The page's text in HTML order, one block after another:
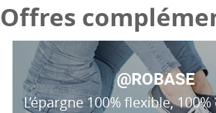
Offres
@ROBASE
L’épargne 100% flexible,